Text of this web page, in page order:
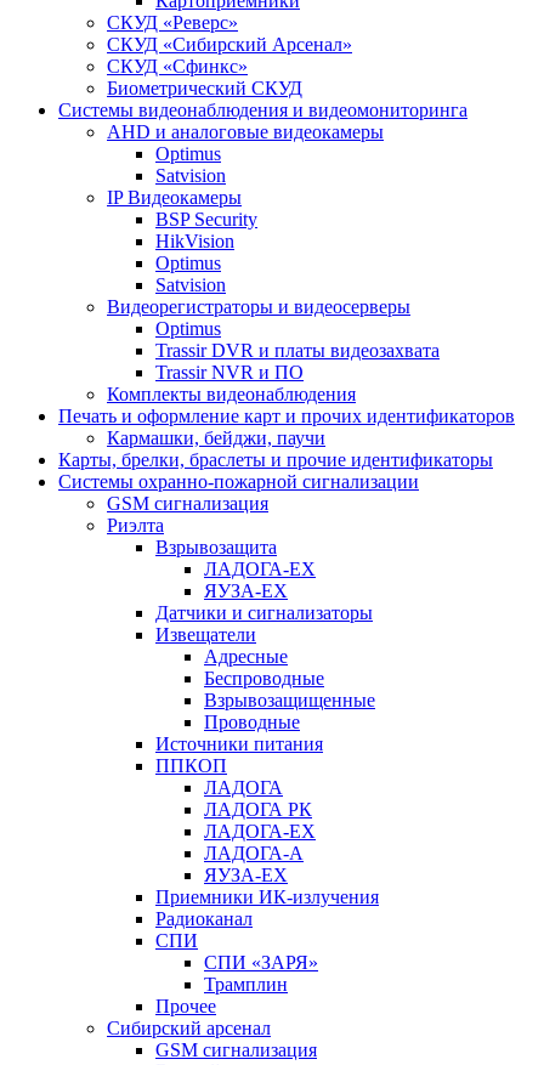
СКУД «Реверс»
СКУД «Сибирский Арсенал»
СКУД «Сфинкс»
Биометрический СКУД
Системы видеонаблюдения и видеомониторинга
AHD и аналоговые видеокамеры
Optimus
Satvision
IP Видеокамеры
BSP Security
HikVision
Optimus
Satvision
Видеорегистраторы и видеосерверы
Optimus
Trassir DVR и платы видеозахвата
Trassir NVR и ПО
Комплекты видеонаблюдения
Печать и оформление карт и прочих идентификаторов
Кармашки, бейджи, паучи
Карты, брелки, браслеты и прочие идентификаторы
Системы охранно-пожарной сигнализации
GSM сигнализация
Риэлта
Взрывозащита
ЛАДОГА-EX
ЯУЗА-ЕХ
Датчики и сигнализаторы
Извещатели
Адресные
Беспроводные
Взрывозащищенные
Проводные
Источники питания
ППКОП
ЛАДОГА
ЛАДОГА РК
ЛАДОГА-EX
ЛАДОГА-А
ЯУЗА-ЕХ
Приемники ИК-излучения
Радиоканал
СПИ
СПИ «ЗАРЯ»
Трамплин
Прочее
Сибирский арсенал
GSM сигнализация